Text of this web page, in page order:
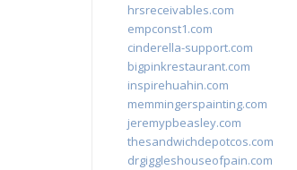
hrsreceivables.com
empconst1.com
cinderella-support.com
bigpinkrestaurant.com
inspirehuahin.com
memmingerspainting.com
jeremypbeasley.com
thesandwichdepotcos.com
drgiggleshouseofpain.com